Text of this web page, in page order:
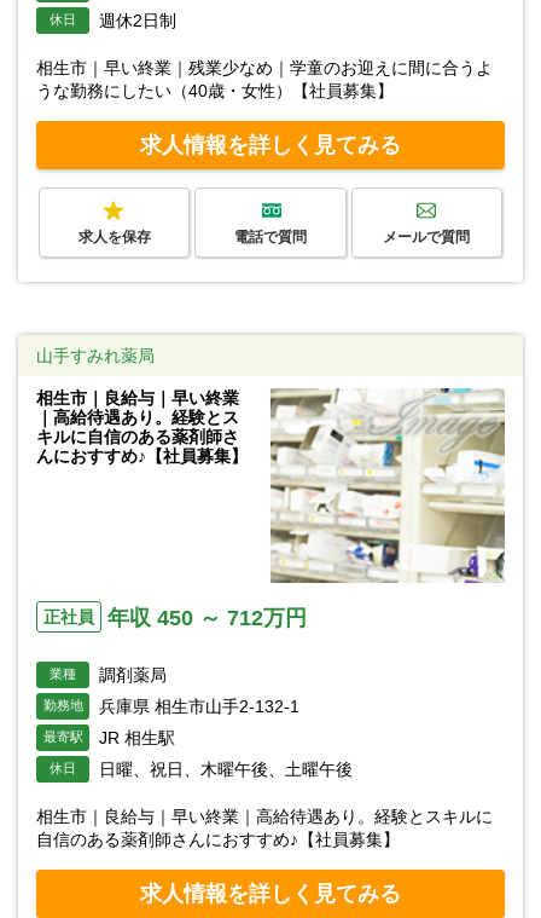
休日 週休2日制
相生市｜早い終業｜残業少なめ｜学童のお迎えに間に合うよ
うな勤務にしたい（40歳・女性）【社員募集】
求人情報を詳しく見てみる
求人を保存 電話で質問 メールで質問
山手すみれ薬局
相生市｜良給与｜早い終業
｜高給待遇あり。経験とス
キルに自信のある薬剤師さ
んにおすすめ♪【社員募集】
正社員 年収 450 ～ 712万円
業種 調剤薬局
勤務地 兵庫県 相生市山手2-132-1
最寄駅 JR 相生駅
休日 日曜、祝日、木曜午後、土曜午後
相生市｜良給与｜早い終業｜高給待遇あり。経験とスキルに
自信のある薬剤師さんにおすすめ♪【社員募集】
求人情報を詳しく見てみる